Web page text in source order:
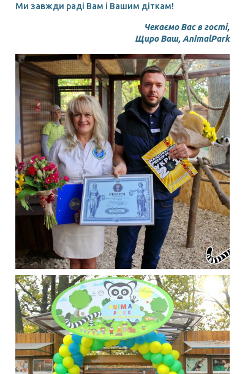
Ми завжди раді Вам і Вашим діткам!
Чекаємо Вас в гості,
Щиро Ваш, AnimalPark